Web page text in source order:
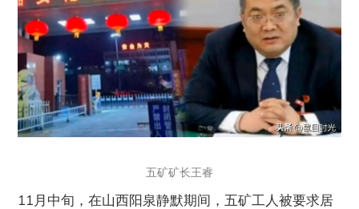
五矿矿长王睿
11月中旬，在山西阳泉静默期间，五矿工人被要求居